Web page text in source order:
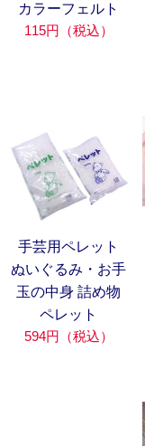
カラーフェルト
115円（税込）
手芸用ペレット
ぬいぐるみ・お手
玉の中身 詰め物
ペレット
594円（税込）